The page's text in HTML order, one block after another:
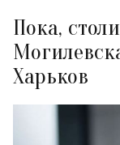
Пока,
Харьков